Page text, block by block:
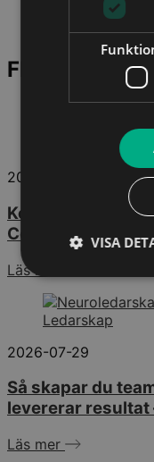
Fler quiz och
HR & Ledarskap
2026-08-05
Konflikthantering
Communication
Läs mer
Ledarskap
2026-07-29
Så skapar du
levererar resultat
Läs mer
VISA